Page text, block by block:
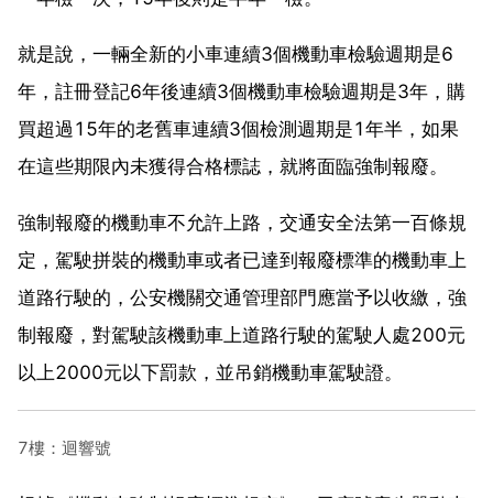
就是說，一輛全新的小車連續3個機動車檢驗週期是6
年，註冊登記6年後連續3個機動車檢驗週期是3年，購
買超過15年的老舊車連續3個檢測週期是1年半，如果
在這些期限內未獲得合格標誌，就將面臨強制報廢。
強制報廢的機動車不允許上路，交通安全法第一百條規
定，駕駛拼裝的機動車或者已達到報廢標準的機動車上
道路行駛的，公安機關交通管理部門應當予以收繳，強
制報廢，對駕駛該機動車上道路行駛的駕駛人處200元
以上2000元以下罰款，並吊銷機動車駕駛證。
7樓：迴響號